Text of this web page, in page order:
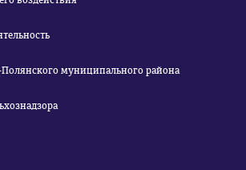
муниципального района